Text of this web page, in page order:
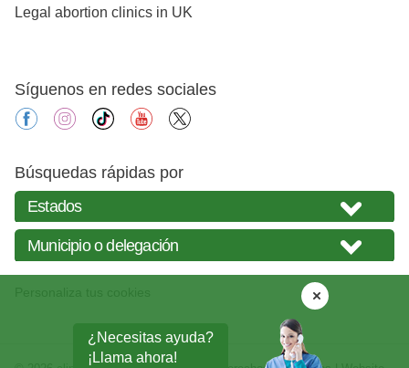
¿Necesitas ayuda?
¡Llama ahora!
Legal abortion clinics in UK
Síguenos en redes sociales
facebookinstagram
tiktok youtube
Búsquedas rápidas por